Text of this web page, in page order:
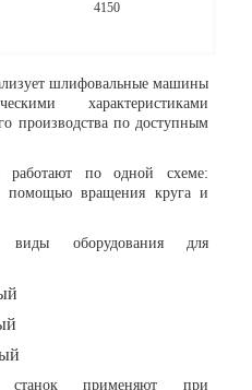
4150
шлифовальные машины
характеристиками
производства по доступным
работают по одной схеме:
помощью вращения круга и
виды оборудования для
станокприменяют при